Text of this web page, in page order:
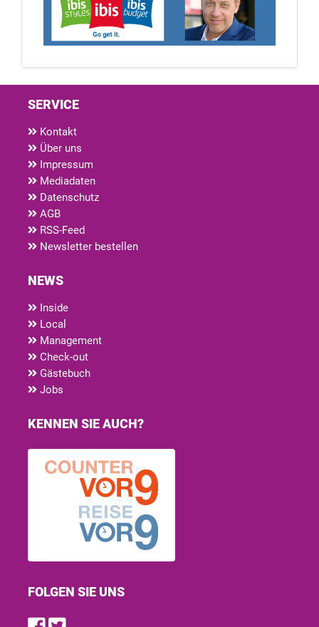
SERVICE
Kontakt
Über uns
Impressum
Mediadaten
Datenschutz
AGB
RSS-Feed
Newsletter bestellen
NEWS
Inside
Local
Management
Check-out
Gästebuch
Jobs
KENNEN SIE AUCH?
FOLGEN SIE UNS